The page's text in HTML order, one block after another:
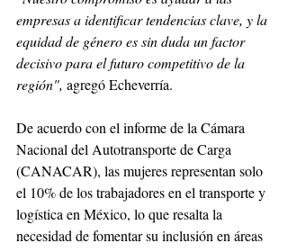
empresas a identificar tendencias clave, y la
equidad de género es sin duda un factor
decisivo para el futuro competitivo de la
región", agregó Echeverría.
De acuerdo con el informe de la Cámara
Nacional del Autotransporte de Carga
(CANACAR), las mujeres representan solo
el 10% de los trabajadores en el transporte y
logística en México, lo que resalta la
necesidad de fomentar su inclusión en áreas